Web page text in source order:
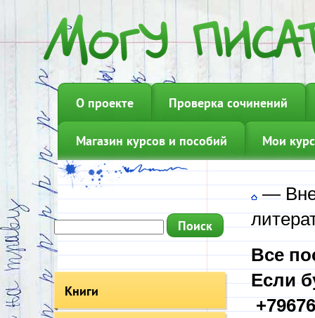
О проекте Проверка сочинений
Магазин курсов и пособий Мои
Книги
—
Все
Если